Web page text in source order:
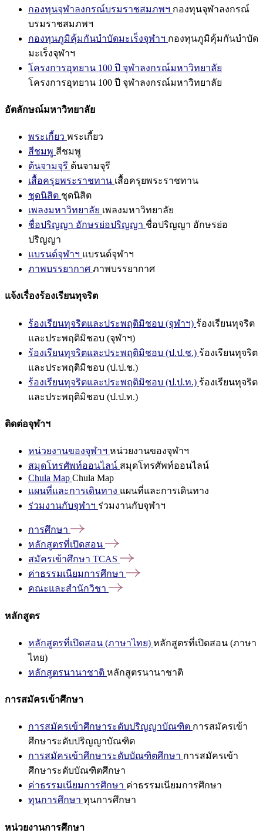
กองทุนจุฬาลงกรณ์บรมราชสมภพฯ กองทุนจุฬาลงกรณ์
บรมราชสมภพฯ
กองทุนภูมิคุ้มกันบำบัดมะเร็งจุฬาฯ กองทุนภูมิคุ้มกันบำบัด
มะเร็งจุฬาฯ
โครงการอุทยาน 100 ปี จุฬาลงกรณ์มหาวิทยาลัย
โครงการอุทยาน 100 ปี จุฬาลงกรณ์มหาวิทยาลัย
อัตลักษณ์มหาวิทยาลัย
พระเกี้ยว พระเกี้ยว
สีชมพู สีชมพู
ต้นจามจุรี ต้นจามจุรี
เสื้อครุยพระราชทาน เสื้อครุยพระราชทาน
ชุดนิสิต ชุดนิสิต
เพลงมหาวิทยาลัย เพลงมหาวิทยาลัย
ชื่อปริญญา อักษรย่อปริญญา ชื่อปริญญา อักษรย่อ
ปริญญา
แบรนด์จุฬาฯ แบรนด์จุฬาฯ
ภาพบรรยากาศ ภาพบรรยากาศ
แจ้งเรื่องร้องเรียนทุจริต
ร้องเรียนทุจริตและประพฤติมิชอบ (จุฬาฯ) ร้องเรียนทุจริต
และประพฤติมิชอบ (จุฬาฯ)
ร้องเรียนทุจริตและประพฤติมิชอบ (ป.ป.ช.) ร้องเรียนทุจริต
และประพฤติมิชอบ (ป.ป.ช.)
ร้องเรียนทุจริตและประพฤติมิชอบ (ป.ป.ท.) ร้องเรียนทุจริต
และประพฤติมิชอบ (ป.ป.ท.)
ติดต่อจุฬาฯ
หน่วยงานของจุฬาฯ หน่วยงานของจุฬาฯ
สมุดโทรศัพท์ออนไลน์ สมุดโทรศัพท์ออนไลน์
Chula Map Chula Map
แผนที่และการเดินทาง แผนที่และการเดินทาง
ร่วมงานกับจุฬาฯ ร่วมงานกับจุฬาฯ
การศึกษา
หลักสูตรที่เปิดสอน
สมัครเข้าศึกษา TCAS
ค่าธรรมเนียมการศึกษา
คณะและสำนักวิชา
หลักสูตร
หลักสูตรที่เปิดสอน (ภาษาไทย) หลักสูตรที่เปิดสอน (ภาษา
ไทย)
หลักสูตรนานาชาติ หลักสูตรนานาชาติ
การสมัครเข้าศึกษา
การสมัครเข้าศึกษาระดับปริญญาบัณฑิต การสมัครเข้า
ศึกษาระดับปริญญาบัณฑิต
การสมัครเข้าศึกษาระดับบัณฑิตศึกษา การสมัครเข้า
ศึกษาระดับบัณฑิตศึกษา
ค่าธรรมเนียมการศึกษา ค่าธรรมเนียมการศึกษา
ทุนการศึกษา ทุนการศึกษา
หน่วยงานการศึกษา